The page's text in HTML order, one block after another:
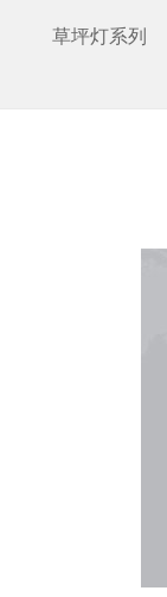
草坪灯系列